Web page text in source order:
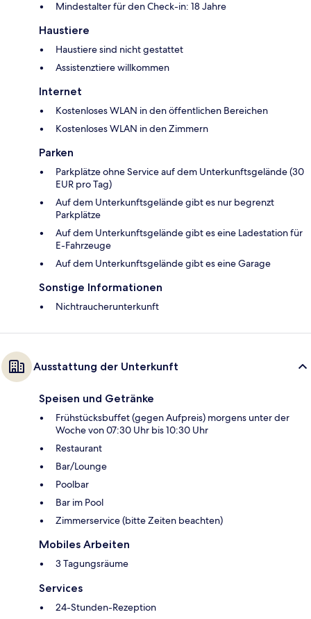
Mindestalter für den Check-in: 18 Jahre
Haustiere
Haustiere sind nicht gestattet
Assistenztiere willkommen
Internet
Kostenloses WLAN in den öffentlichen Bereichen
Kostenloses WLAN in den Zimmern
Parken
Parkplätze ohne Service auf dem Unterkunftsgelände (30
EUR pro Tag)
Auf dem Unterkunftsgelände gibt es nur begrenzt
Parkplätze
Auf dem Unterkunftsgelände gibt es eine Ladestation für
E-Fahrzeuge
Auf dem Unterkunftsgelände gibt es eine Garage
Sonstige Informationen
Nichtraucherunterkunft
Ausstattung der Unterkunft
Speisen und Getränke
Frühstücksbuffet (gegen Aufpreis) morgens unter der
Woche von 07:30 Uhr bis 10:30 Uhr
Restaurant
Bar/Lounge
Poolbar
Bar im Pool
Zimmerservice (bitte Zeiten beachten)
Mobiles Arbeiten
3 Tagungsräume
Services
24-Stunden-Rezeption